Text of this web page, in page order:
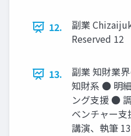
12.
副業
Reserved 12
13.
副業 知財業
知財系 ● 明
ング支援 ●
ベンチャー
講演、執筆 13